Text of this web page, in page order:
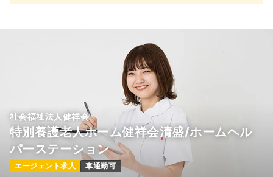
社会福祉法人健祥会
特別養護老人ホーム健祥会清盛/ホームヘル
パーステーション
エージェント求人 車通勤可